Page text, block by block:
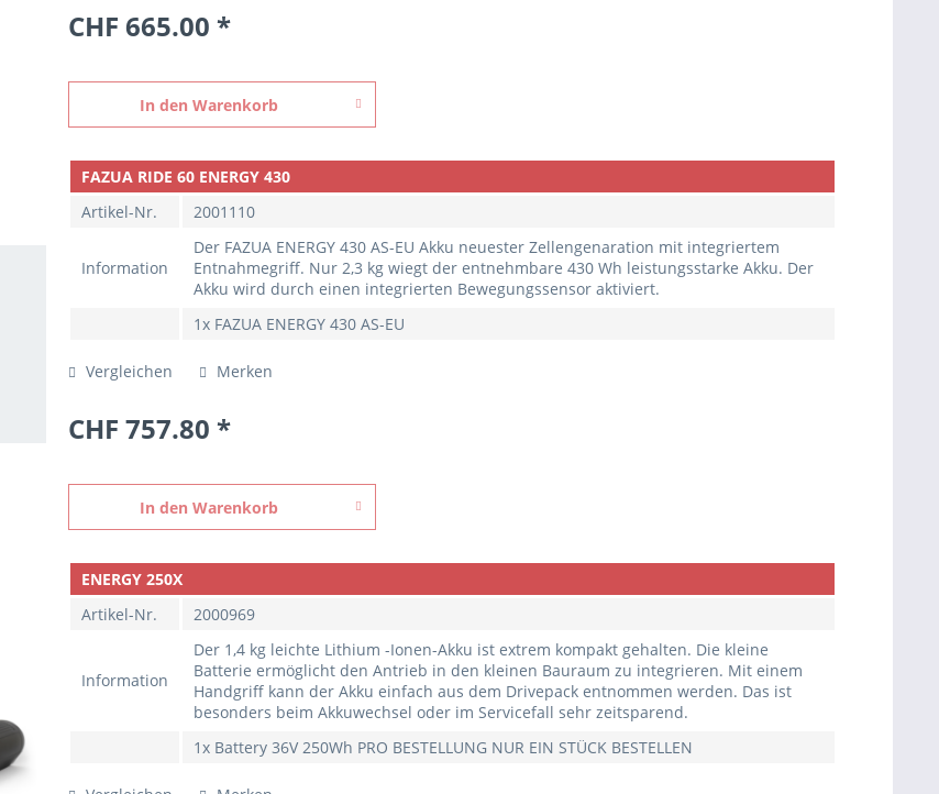
CHF 665.00 *
In den Warenkorb
FAZUA RIDE 60 ENERGY 430
Artikel-Nr.
2001110
Information
Der FAZUA ENERGY 430 AS-EU Akku neuester Zellengenaration mit integriertem
Entnahmegriff. Nur 2,3 kg wiegt der entnehmbare 430 Wh leistungsstarke Akku. Der
Akku wird durch einen integrierten Bewegungssensor aktiviert.
1x FAZUA ENERGY 430 AS-EU
Vergleichen Merken
CHF 757.80 *
In den Warenkorb
ENERGY 250X
Artikel-Nr.
2000969
Information
Der 1,4 kg leichte Lithium -Ionen-Akku ist extrem kompakt gehalten. Die kleine
Batterie ermöglicht den Antrieb in den kleinen Bauraum zu integrieren. Mit einem
Handgriff kann der Akku einfach aus dem Drivepack entnommen werden. Das ist
besonders beim Akkuwechsel oder im Servicefall sehr zeitsparend.
1x Battery 36V 250Wh PRO BESTELLUNG NUR EIN STÜCK BESTELLEN